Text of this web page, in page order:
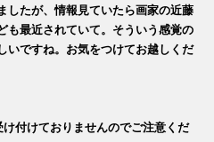
したが、情報見ていたら画家の近藤
も最近されていて。そういう感覚の
いですね。お気をつけてお越しくだ
付けておりませんのでご注意くだ